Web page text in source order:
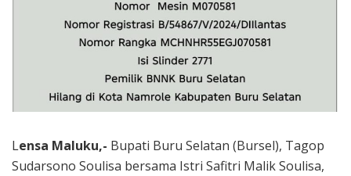
Lensa Maluku,- Bupati Buru Selatan (Bursel), Tagop
Sudarsono Soulisa bersama Istri Safitri Malik Soulisa,